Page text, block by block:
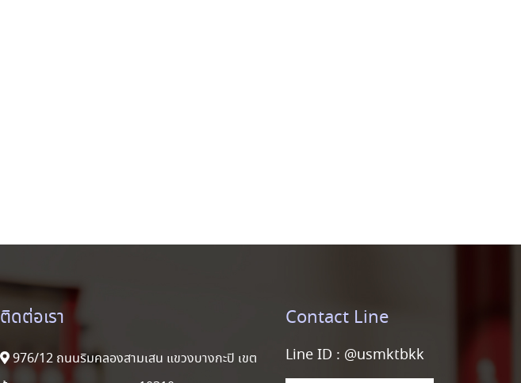
ติดต่อเรา
976/12 ถนนริมคลองสามเสน แขวงบางกะปิ เขต
Contact Line
Line ID : @usmktbkk